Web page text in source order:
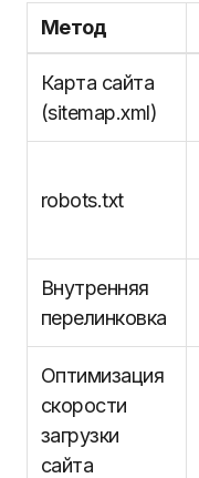
Метод
Карта сайта
(sitemap.xml)
robots.txt
Внутренняя
перелинковка
Оптимизация
скорости
загрузки
сайта